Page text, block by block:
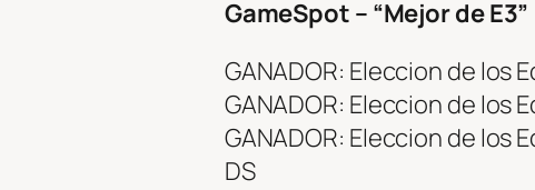
GameSpot – “Mejor de E3”
GANADOR: Eleccion de los
GANADOR: Eleccion de los
GANADOR: Eleccion de los
DS